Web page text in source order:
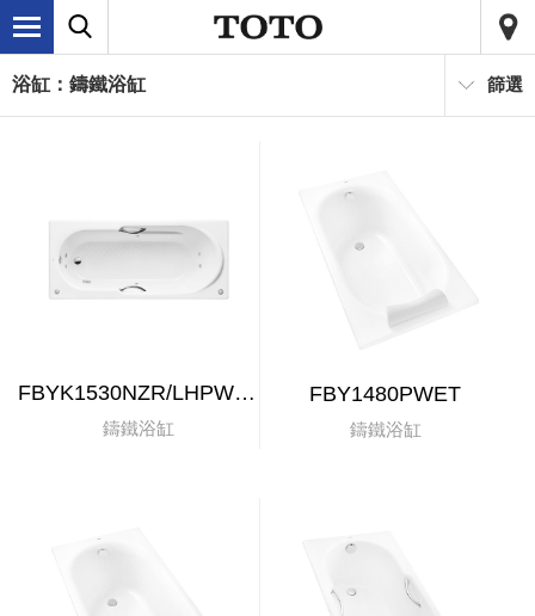
浴缸：鑄鐵浴缸 篩選
FBYK1530NZR/LHPWET
鑄鐵浴缸
FBY1480PWET
鑄鐵浴缸